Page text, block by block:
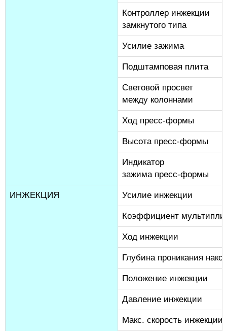
Контроллер инжекции
замкнутого типа
Усилие зажима
Подштамповая плита
Световой просвет
между колоннами
Ход пресс-формы
Высота пресс-формы
Индикатор
зажима пресс-формы
ИНЖЕКЦИЯ Усилие инжекции
Коэффициент
Ход инжекции
Глубина проникания
Положение инжекции
Давление инжекции
Макс. скорость инжекции